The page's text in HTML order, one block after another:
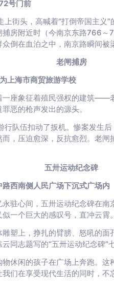
号门前
街头，高喊着“打倒帝国主义
房附近时（今南京东路766
倒在血泊之中，南京路瞬间被
老闸捕房
上海市商贸旅游学校
座象征着殖民强权的建筑——
恶的枪声发出的源头。
队伍扣动了扳机。惨案发生
，压迫愈深，反抗愈烈。老
五卅运动纪念碑
西南侧人民广场下沉式广场内
驻心间，五卅运动纪念碑在
一个巨大的感叹号，直冲云霄。
塑上，挣扎的臂膀、怒吼的
同志题写的“五卅运动纪念碑”
休闲的孩子在广场上奔跑。
们在享受现代生活的同时，